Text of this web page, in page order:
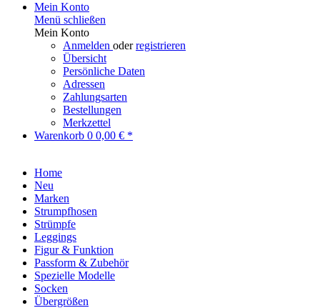
Mein Konto
Menü schließen
Mein Konto
Anmelden oderregistrieren
Übersicht
Persönliche Daten
Adressen
Zahlungsarten
Bestellungen
Merkzettel
Warenkorb 0 0,00 € *
Home
Neu
Marken
Strumpfhosen
Strümpfe
Leggings
Figur & Funktion
Passform & Zubehör
Spezielle Modelle
Socken
Übergrößen